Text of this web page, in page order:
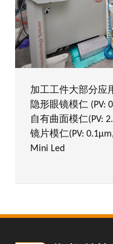
加工工件大部分应
隐形眼镜模仁 (PV:
自有曲面模仁(PV:
镜片模仁(PV:
Mini Led